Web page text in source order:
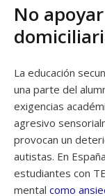
No
La educación
una parte del
exigencias
agresivo
provocan un
autistas. En
estudiantes con
mental como